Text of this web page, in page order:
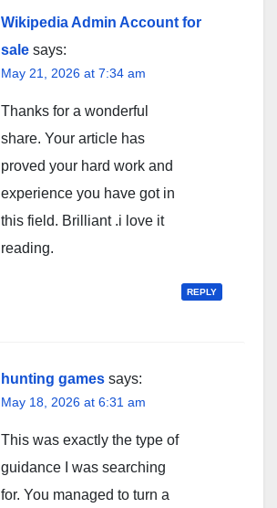
Wikipedia Admin Account for
sale says:
May 21, 2026 at 7:34 am
Thanks for a wonderful
share. Your article has
proved your hard work and
experience you have got in
this field. Brilliant .i love it
reading.
REPLY
hunting games says:
May 18, 2026 at 6:31 am
This was exactly the type of
guidance I was searching
for. You managed to turn a